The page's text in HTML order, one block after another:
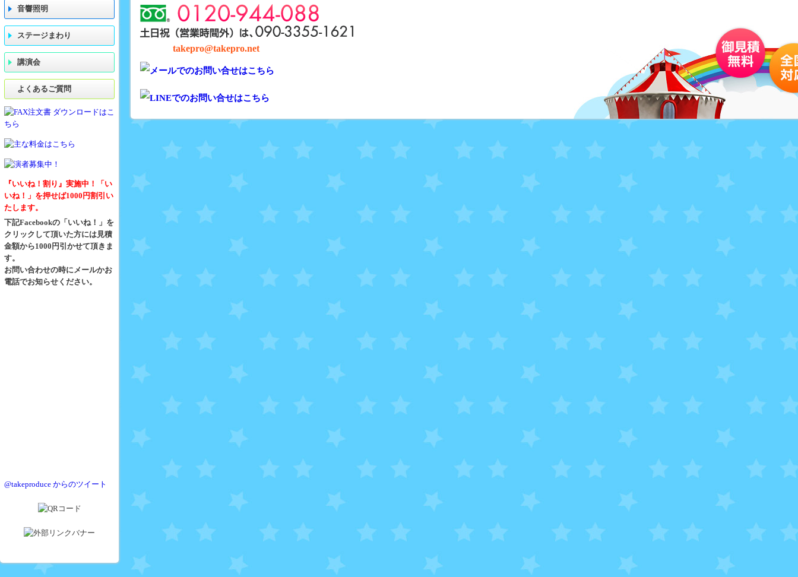
takepro@takepro.net
音響照明
ステージまわり
講演会
よくあるご質問
『いいね！割り』実施中！「い
いね！」を押せば1000円割引い
たします。
下記Facebookの「いいね！」を
クリックして頂いた方には見積
金額から1000円引かせて頂きま
す。
お問い合わせの時にメールかお
電話でお知らせください。
@takeproduce からのツイート